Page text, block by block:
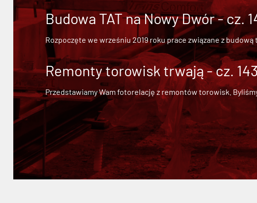
Budowa TAT na Nowy Dwór - cz.
Rozpoczęte we wrześniu 2019 roku prace związane zbudową
Remonty torowisk trwają - cz.
Przedstawiamy Wam fotorelację z remontów torowisk.